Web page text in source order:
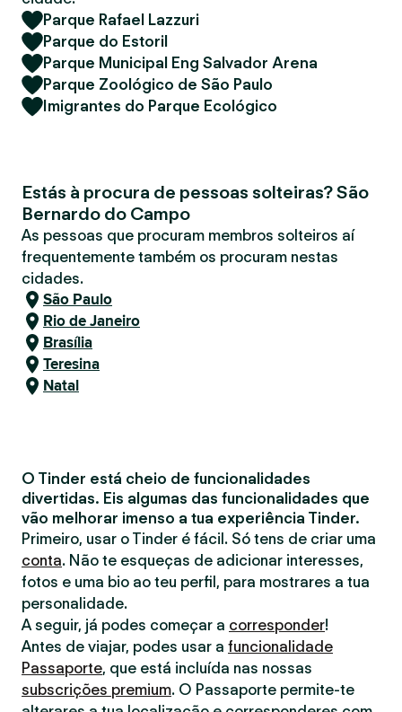
Parque Rafael Lazzuri
Parque do Estoril
Parque Municipal Eng Salvador Arena
Parque Zoológico de São Paulo
Imigrantes do Parque Ecológico
Estás à procura de pessoas solteiras? São
Bernardo do Campo
As pessoas que procuram membros solteiros aí
frequentemente também os procuram nestas
cidades.
São Paulo
Rio de Janeiro
Brasília
Teresina
Natal
O Tinder está cheio de funcionalidades
divertidas. Eis algumas das funcionalidades que
vão melhorar imenso a tua experiência Tinder.
Primeiro, usar o Tinder é fácil. Só tens de criar uma
conta. Não te esqueças de adicionar interesses,
fotos e uma bio ao teu perfil, para mostrares a tua
personalidade.
A seguir, já podes começar a corresponder!
Antes de viajar, podes usar a funcionalidade
Passaporte, que está incluída nas nossas
subscrições premium. O Passaporte permite-te